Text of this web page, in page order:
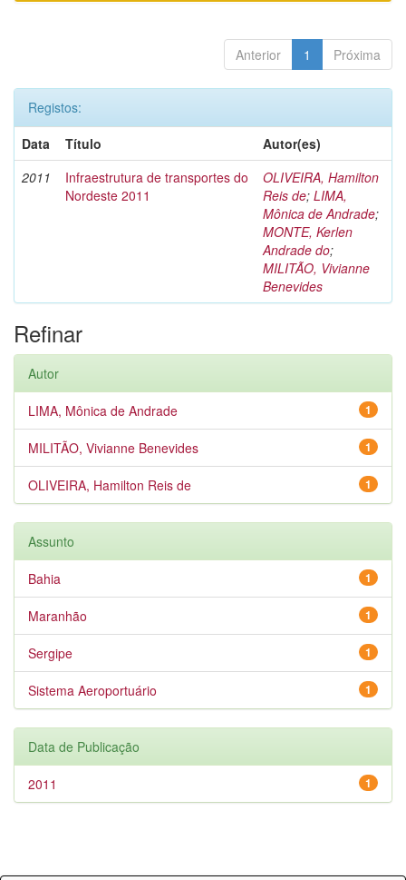
Anterior 1 Próxima
Registos:
Data
Título
Autor(es)
2011
Infraestrutura de transportes do
Nordeste 2011
OLIVEIRA, Hamilton
Reis de; LIMA,
Mônica de Andrade;
MONTE, Kerlen
Andrade do;
MILITÃO, Vivianne
Benevides
Refinar
Autor
1
LIMA, Mônica de Andrade
1
MILITÃO, Vivianne Benevides
1
OLIVEIRA, Hamilton Reis de
Assunto
1
Bahia
1
Maranhão
1
Sergipe
1
Sistema Aeroportuário
Data de Publicação
1
2011